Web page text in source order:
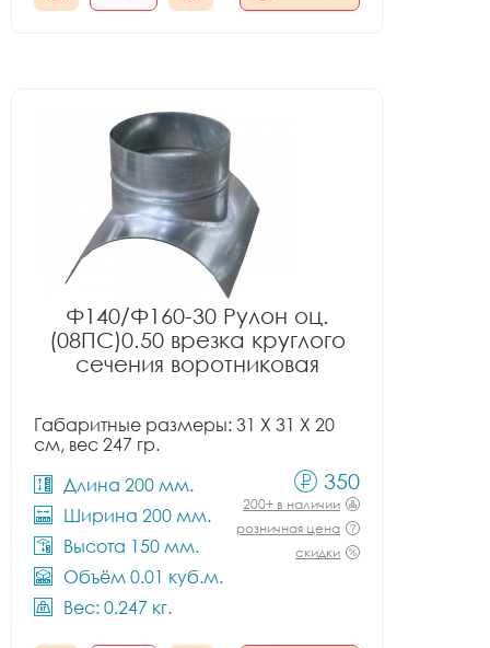
Ф140/Ф160-30 Рулон оц.
(08ПС)0.50 врезка круглого
сечения воротниковая
Габаритные размеры: 31 X 31 X 20
см, вес 247 гр.
Длина 200 мм.
Ширина 200 мм.
Высота 150 мм.
Объём 0.01 куб.м.
Вес: 0.247 кг.
350
200+ в наличии
розничная цена
скидки